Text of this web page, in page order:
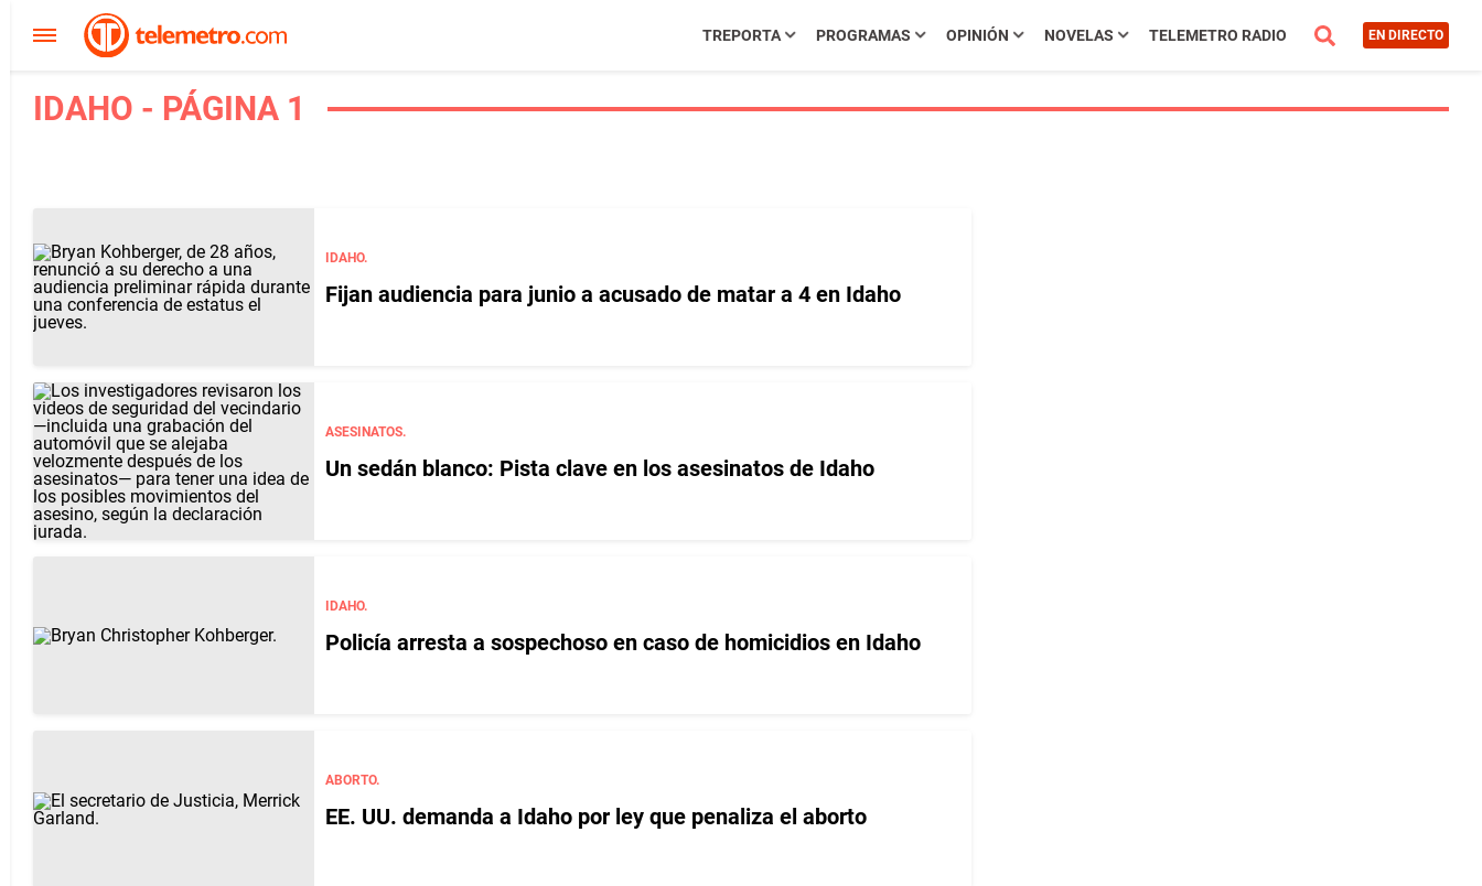
TREPORTA PROGRAMAS OPINIÓN NOVELAS TELEMETRO RADIO EN DIRECTO
IDAHO - PÁGINA 1
IDAHO.
Fijan audiencia para junio a acusado de matar a 4 en Idaho
ASESINATOS.
Un sedán blanco: Pista clave en los asesinatos de Idaho
IDAHO.
Policía arresta a sospechoso en caso de homicidios en Idaho
ABORTO.
EE. UU. demanda a Idaho por ley que penaliza el aborto